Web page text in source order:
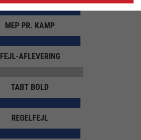
MEP PR. KAMP
FEJL-AFLEVERING
TABT BOLD
REGELFEJL